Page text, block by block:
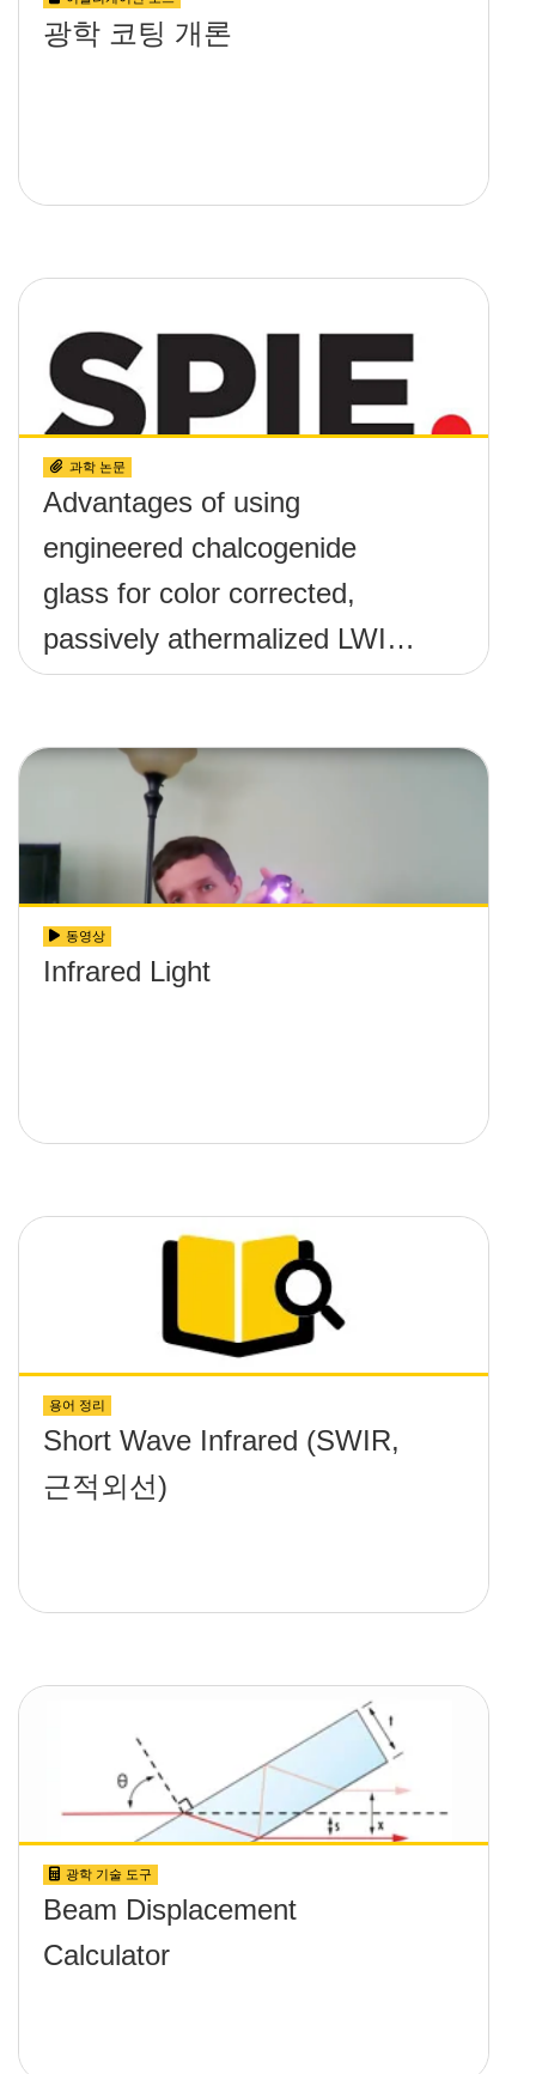
광학 코팅 개론
과학 논문
Advantages of using
engineered chalcogenide
glass for color corrected,
passively athermalized LWIR
imaging systems
동영상
Infrared Light
용어 정리
Short Wave Infrared (SWIR,
근적외선)
광학 기술 도구
Beam Displacement
Calculator